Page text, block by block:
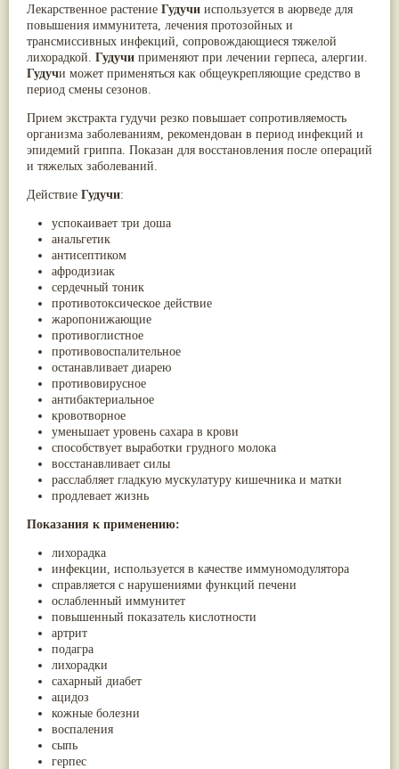
Лекарственное растение Гудучи используется в аюрведе для
повышения иммунитета, лечения протозойных и
трансмиссивных инфекций, сопровождающиеся тяжелой
лихорадкой. Гудучи применяют при лечении герпеса, алергии.
Гудучи может применяться как общеукрепляющие средство в
период смены сезонов.
Прием экстракта гудучи резко повышает сопротивляемость
организма заболеваниям, рекомендован в период инфекций и
эпидемий гриппа. Показан для восстановления после операций
и тяжелых заболеваний.
Действие Гудучи:
успокаивает три доша
анальгетик
антисептиком
афродизиак
сердечный тоник
противотоксическое действие
жаропонижающие
противоглистное
противовоспалительное
останавливает диарею
противовирусное
антибактериальное
кровотворное
уменьшает уровень сахара в крови
способствует выработки грудного молока
восстанавливает силы
расслабляет гладкую мускулатуру кишечника и матки
продлевает жизнь
Показания к применению:
лихорадка
инфекции, используется в качестве иммуномодулятора
справляется с нарушениями функций печени
ослабленный иммунитет
повышенный показатель кислотности
артрит
подагра
лихорадки
сахарный диабет
ацидоз
кожные болезни
воспаления
сыпь
герпес
Паслён черный (13)
Ипомея(12)
Коричник цейлонский(12)
Мирра(12)
Розовая соль(12)
Сверция(12)
Каменная соль(11)
Коровье молоко(11)
Мукуна жгучая(11)
Ним(11)
Патала
(11)
Перец чаба(11)
Соссюрея/кушта(11)
Турпет(11)
Алойное дерево(10)
Асафетида(10)
Пармелия(10)
Тмин обыкновенный(10)
Ашока(9)
Вишня гималайская(9)
Данти(9)
Мурва(9)
Птерокарпус мешковидный
Юстиция сосудистая/Васака
Жасмин(8)
Каранджа(8)
Касторовое масло(8)
Кутаки(8)
Мята(8)
Пушкара(8)